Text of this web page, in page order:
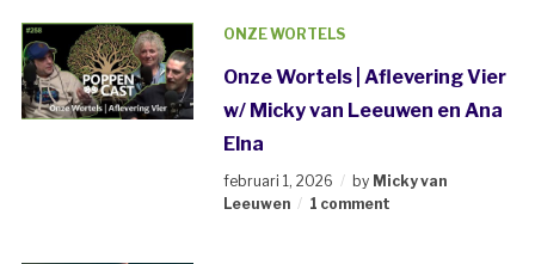
ONZE WORTELS
Onze Wortels | Aflevering Vier
w/ Micky van Leeuwen en Ana
Elna
februari 1, 2026 by Micky van
Leeuwen
1 comment